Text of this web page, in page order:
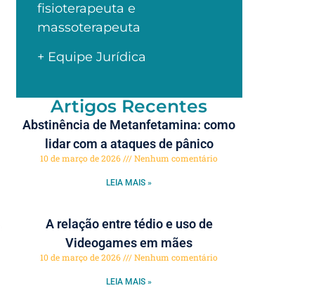
fisioterapeuta e
massoterapeuta
+ Equipe Jurídica
Artigos Recentes
Abstinência de Metanfetamina: como
lidar com a ataques de pânico
10 de março de 2026 Nenhum comentário
LEIA MAIS »
A relação entre tédio e uso de
Videogames em mães
10 de março de 2026 Nenhum comentário
LEIA MAIS »